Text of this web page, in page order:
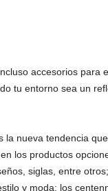
accesorios para
tu entorno sea un
la nueva tendencia
los productos
siglas, entre
y moda; los